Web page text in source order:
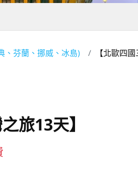
、芬蘭、挪威、冰島) 【北歐四
旅13天】